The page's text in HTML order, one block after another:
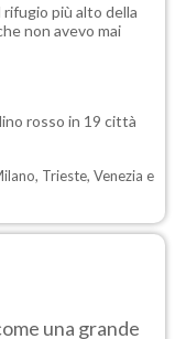
più alto della
non avevo mai
rosso in 19 città
Trieste, Venezia e
una grande